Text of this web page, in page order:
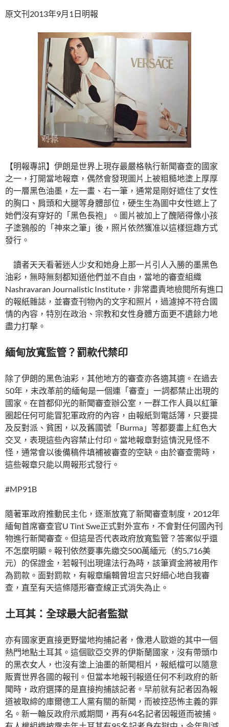
原文刊2013年9月1日明報
【明報專訊】伊朗是世界上現存最嚴格執行新聞審查的國家
之一，打開當地報章，偶然會發現圖片上被粗糙地塗上厚厚
的一層黑色油墨，左一畫、右一筆，通常是剛好遮住了女性
的胸口、肩頭和大腿等身體部位，硬生生為圖中女性遮上了
她們沒有穿好的「黑色長袍」。圖片被加上了醜陋得像小孩
子塗鴉般的「神來之筆」後，照片依然獲准以這樣逗趣方式
發行。
讀者天天看著迷人少女和她身上那一片引人入勝的墨黑色
油彩，無時無刻都知道他們並不自由，當地的審查組織
Nashravaran Journalistic Institute，非常盡責地檢閱所有進口
的報紙雜誌，並審查刊物內的文字和照片，過濾掉不符合國
情的內容，特別在政治、宗教和女性身體方面更不遺餘力地
盡力打擊。
緬甸放寬監管？罰款代禁印
除了伊朗的黑色油彩，其他地方的審查亦各適其適。在過去
50年，未改革前的緬甸是一個連「審查」一詞都禁止出現的
國家。在首都仰光的新聞審查辦公室，一群工作人員以紅筆
圈起任何可能冒犯軍政府的內容，由報紙到電話簿，只要提
及反對派、貧困，以及舊國號「Burma」等都要畫上紅色大
交叉，表現這些內容禁止付印。當地報章對這情況見怪不
怪，通常會以後備稿件填補被審查的空缺。由於審查需時，
這些報章只能以周報形式發行。
#MP91B
隨著軍政府推動民主化，逐漸放寬了新聞審查制度，2012年
緬甸首席審查官U Tint Swe正式對外宣布，不會對任何國內刊
物進行新聞審查。但這是否代表政府放寬監管？答案似乎還
不怎麼明顯。報刊依然要事先繳交500萬緬元（約5,716美
元）的保證金，若報刊出現違法行為時，該筆資金將被用作
為罰款。面對罰款，有報章編輯曾坦言只好細心地自我審
查，直至有天這條隱形審查線正式消失為止。
土耳其：全球最大記者監獄
亦有國家更直接更野蠻地拘捕記者，像港人歐遊的其中一個
熱門地點土耳其。這個歐亞交界的伊斯蘭國家，沒有帶頭巾
的黑衣女人，也沒有塗上油墨的新聞相片，報紙檔可以隨意
販賣世界各國的報刊。但當本地報刊報道任何不利政府的新
聞時，政府選擇的是直接拘捕該記者。早前就有記者因為報
道被取締的庫爾德工人黨有關的新聞，而被控恐怖主義的罪
名。新一輪反政府示威期間，再有64名記者因報道而被捕。